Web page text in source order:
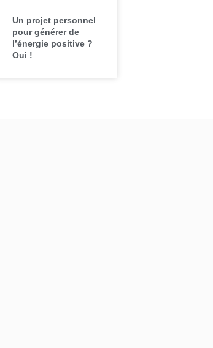
Un projet personnel
pour générer de
l’énergie positive ?
Oui !